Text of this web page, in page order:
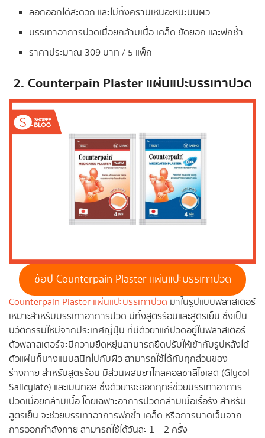
ลอกออกได้สะดวก และไม่ทิ้งคราบเหนอะหนะบนผิว
บรรเทาอาการปวดเมื่อยกล้ามเนื้อ เคล็ด ขัดยอก และฟกช้ำ
ราคาประมาณ 309 บาท / 5 แพ็ก
2. Counterpain Plaster แผ่นแปะบรรเทาปวด
ช้อป Counterpain Plaster แผ่นแปะบรรเทาปวด
Counterpain Plaster แผ่นแปะบรรเทาปวด มาในรูปแบบพลาสเตอร์
เหมาะสำหรับบรรเทาอาการปวด มีทั้งสูตรร้อนและสูตรเย็น ซึ่งเป็น
นวัตกรรมใหม่จากประเทศญี่ปุ่น ที่มีตัวยาแก้ปวดอยู่ในพลาสเตอร์
ตัวพลาสเตอร์จะมีความยืดหยุ่นสามารถยืดปรับให้เข้ากับรูปหลังได้
ตัวแผ่นก็บางแนบสนิทไปกับผิว สามารถใช้ได้กับทุกส่วนของ
ร่างกาย สำหรับสูตรร้อน มีส่วนผสมยาไกลคอลซาลิไซเลต (Glycol
Salicylate) และเมนทอล ซึ่งตัวยาจะออกฤทธิ์ช่วยบรรเทาอาการ
ปวดเมื่อยกล้ามเนื้อ โดยเฉพาะอาการปวดกล้ามเนื้อเรื้อรัง สำหรับ
สูตรเย็น จะช่วยบรรเทาอาการฟกช้ำ เคล็ด หรือการบาดเจ็บจาก
การออกกำลังกาย สามารถใช้ได้วันละ 1 – 2 ครั้ง